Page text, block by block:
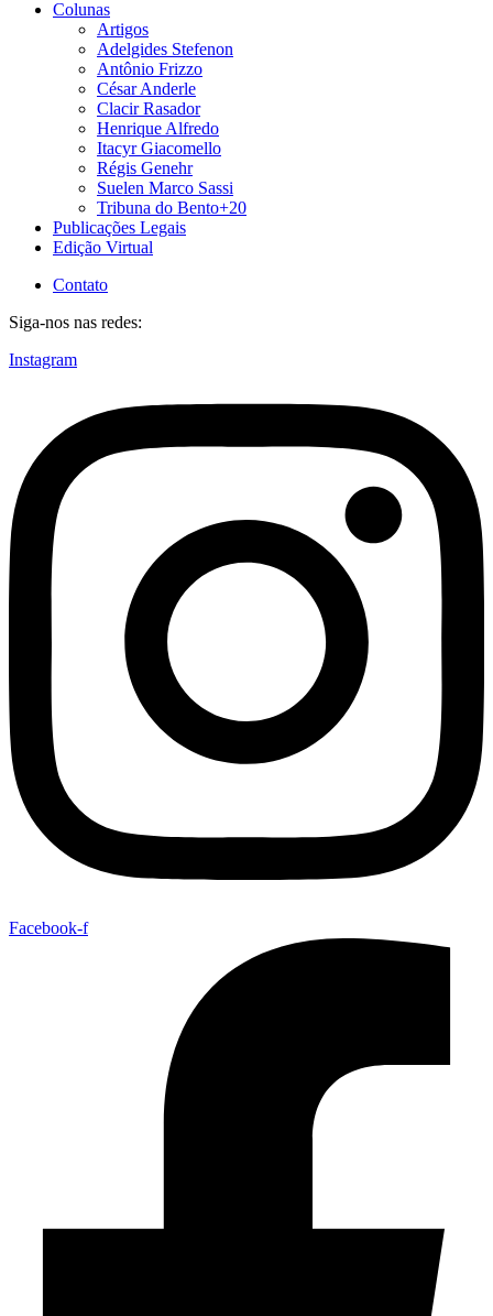
Colunas
Artigos
Adelgides Stefenon
Antônio Frizzo
César Anderle
Clacir Rasador
Henrique Alfredo
Itacyr Giacomello
Régis Genehr
Suelen Marco Sassi
Tribuna do Bento+20
Publicações Legais
Edição Virtual
Contato
Siga-nos nas redes:
Instagram
Facebook-f